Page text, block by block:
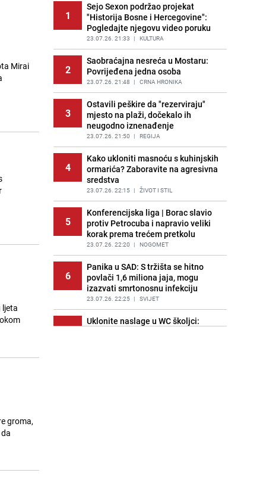
Mirai
ljeta
groma,
12
Pojavili su vam se mravi u kući? Bez
brige, ovo su najbolji načini da ih se
riješite
PRIJE 2 DANA | ŽIVOT I STIL
13
Kao iz slastičarne: Rolada od
čokolade i kokosa bez pečenja,
jednostavan desert bez imalo muke
PRIJE 1 DAN | RECEPTI
Kako izgleda travnjak stadiona
Koševo nakon tri koncerta Dine
Merlina
PRIJE 2 DANA | FOTO
Tajna savršenog makedonskog
ajvara: Stari recept za kremast i
bogat okus
PRIJE 1 DAN | RECEPTI
1
Sejo Sexon podržao projekat
"Historija Bosne i Hercegovine":
Pogledajte njegovu video poruku
23.07.26. 21:33 | KULTURA
2
Saobraćajna nesreća u Mostaru:
Povrijeđena jedna osoba
23.07.26. 21:48 | CRNA HRONIKA
3
Ostavili peškire da "rezerviraju"
mjesto na plaži, dočekalo ih
neugodno iznenađenje
23.07.26. 21:50 | REGIJA
4
Kako ukloniti masnoću s kuhinjskih
ormarića? Zaboravite na agresivna
sredstva
23.07.26. 22:15 | ŽIVOT I STIL
5
Konferencijska liga | Borac slavio
protiv Petrocuba i napravio veliki
korak prema trećem pretkolu
23.07.26. 22:20 | NOGOMET
6
Panika u SAD: S tržišta se hitno
povlači 1,6 miliona jaja, mogu
izazvati smrtonosnu infekciju
23.07.26. 22:25 | SVIJET
7
Uklonite naslage u WC školjci: